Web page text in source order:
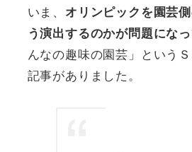
いま、 オリンピックを園芸
う演出するのかが問題にな
んなの趣味の園芸」という
記事がありました。